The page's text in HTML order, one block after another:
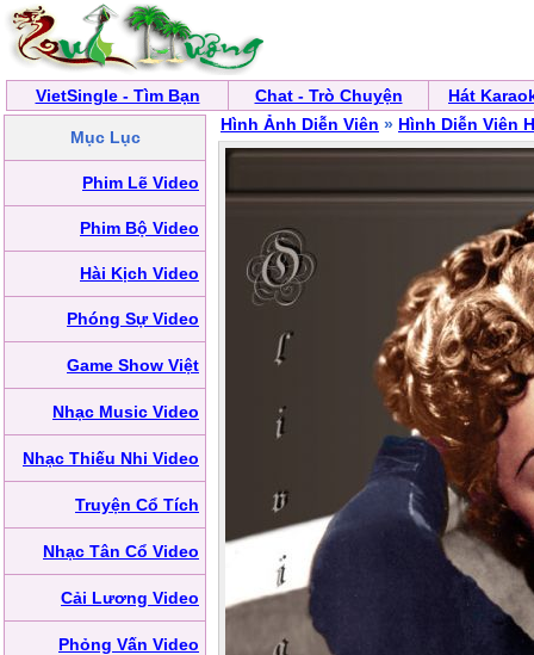
VietSingle - Tìm Bạn Chat - Trò Chuyện Hát
Mục Lục
Phim Lẽ Video
Phim Bộ Video
Hài Kịch Video
Phóng Sự Video
Game Show Việt
Nhạc Music Video
Nhạc Thiếu Nhi Video
Truyện Cổ Tích
Nhạc Tân Cổ Video
Cải Lương Video
Phỏng Vấn Video
Hình Ảnh Diễn Viên » Hình Diễn Viên